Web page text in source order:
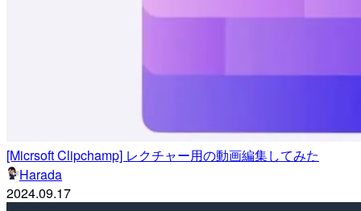
[Micrsoft Clipchamp] レクチャー用の動画編集してみた
Harada
2024.09.17